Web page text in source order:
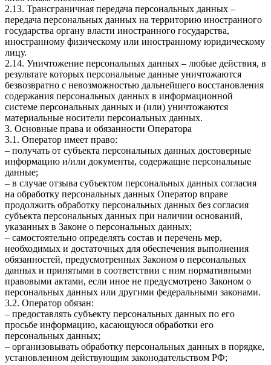
2.13. Трансграничная передача персональных данных –
передача персональных данных на территорию иностранного
государства органу власти иностранного государства,
иностранному физическому или иностранному юридическому
лицу.
2.14. Уничтожение персональных данных – любые действия, в
результате которых персональные данные уничтожаются
безвозвратно с невозможностью дальнейшего восстановления
содержания персональных данных в информационной
системе персональных данных и (или) уничтожаются
материальные носители персональных данных.
3. Основные права и обязанности Оператора
3.1. Оператор имеет право:
– получать от субъекта персональных данных достоверные
информацию и/или документы, содержащие персональные
данные;
– в случае отзыва субъектом персональных данных согласия
на обработку персональных данных Оператор вправе
продолжить обработку персональных данных без согласия
субъекта персональных данных при наличии оснований,
указанных в Законе о персональных данных;
– самостоятельно определять состав и перечень мер,
необходимых и достаточных для обеспечения выполнения
обязанностей, предусмотренных Законом о персональных
данных и принятыми в соответствии с ним нормативными
правовыми актами, если иное не предусмотрено Законом о
персональных данных или другими федеральными законами.
3.2. Оператор обязан:
– предоставлять субъекту персональных данных по его
просьбе информацию, касающуюся обработки его
персональных данных;
– организовывать обработку персональных данных в порядке,
установленном действующим законодательством РФ;